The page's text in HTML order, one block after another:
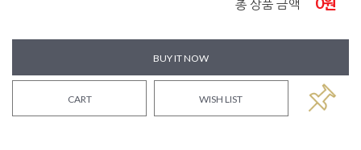
총 상품 금액
BUY IT NOW
CART WISH LIST